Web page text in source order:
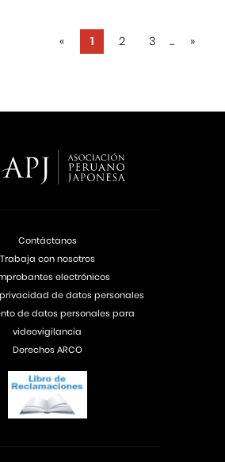
« 1 2 3 ... »
Contáctanos
Trabaja con nosotros
electrónicos
de datos personales
de datos personales para
videovigilancia
Derechos ARCO